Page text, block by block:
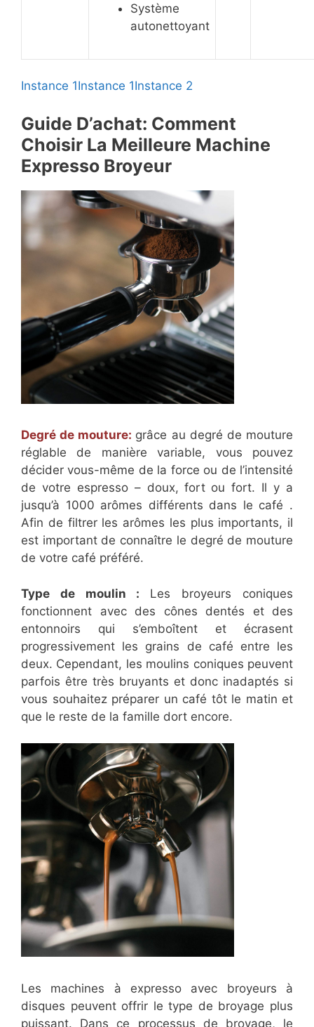
Système
autonettoyant
Instance 1Instance 1Instance 2
Guide D’achat: Comment
Choisir La Meilleure Machine
Expresso Broyeur
Degré de mouture: grâce au degré de mouture
réglable de manière variable, vous pouvez
décider vous-même de la force ou de l’intensité
de votre espresso – doux, fort ou fort. Il y a
jusqu’à 1000 arômes différents dans le café .
Afin de filtrer les arômes les plus importants, il
est important de connaître le degré de mouture
de votre café préféré.
Type de moulin : Les broyeurs coniques
fonctionnent avec des cônes dentés et des
entonnoirs qui s’emboîtent et écrasent
progressivement les grains de café entre les
deux. Cependant, les moulins coniques peuvent
parfois être très bruyants et donc inadaptés si
vous souhaitez préparer un café tôt le matin et
que le reste de la famille dort encore.
Les machines à expresso avec broyeurs à
disques peuvent offrir le type de broyage plus
puissant. Dans ce processus de broyage, le